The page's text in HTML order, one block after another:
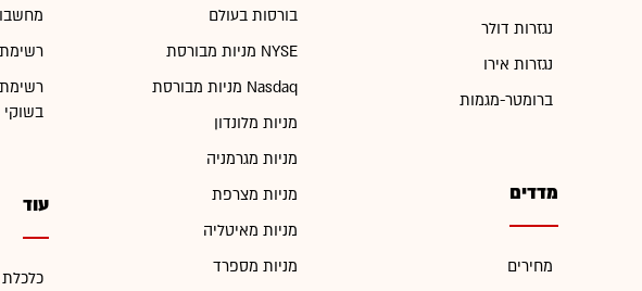
נגזרות דולר
נגזרות אירו
ברומטר-מגמות
מדדים
מחירים
בורסות בעולם
מניות מבורסת NYSE
מניות מבורסת Nasdaq
מניות מלונדון
מניות מגרמניה
מניות מצרפת
מניות מאיטליה
מניות מספרד
בשוקי
עוד